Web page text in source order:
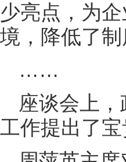
少亮点，为
境，降低了
……
座谈会上
工作提出了宝